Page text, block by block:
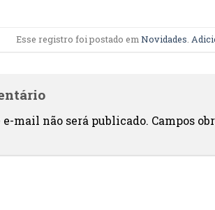
Esse registro foi postado emNovidades
e-mail não será publicado. Campos